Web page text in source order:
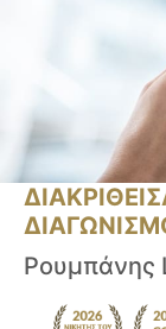
Ρουμπάνης